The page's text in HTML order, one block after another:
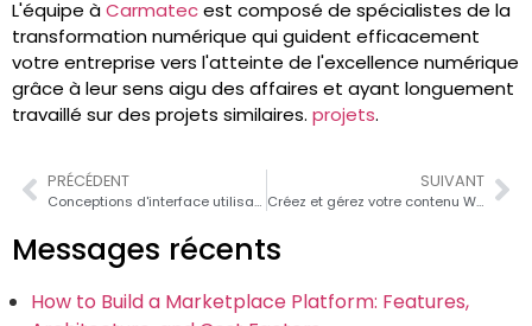
L'équipe àCarmatecest composé de spécialistes de la
transformation numérique qui guident efficacement
votre entreprise vers l'atteinte de l'excellence numérique
grâce à leur sens aigu des affaires et ayant longuement
travaillé sur des projets similaires. projets.
PRÉCÉDENT
Conceptions d'interface utilisateur pour des taux de conversion élevés
SUIVANT
Créez et gérez votre contenu Web sur le cloud
Messages récents
How to Build a Marketplace Platform: Features,